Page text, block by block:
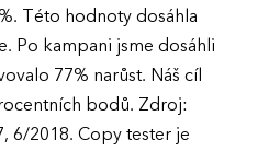
Této hodnoty dosáhla
Po kampani jsme dosáhli
77% narůst. Náš cíl
bodů. Zdroj:
6/2018. Copy tester je